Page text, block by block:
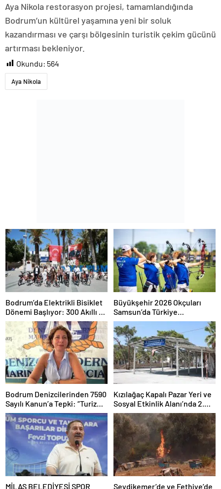
Aya Nikola restorasyon projesi, tamamlandığında
Bodrum’un kültürel yaşamına yeni bir soluk
kazandırması ve çarşı bölgesinin turistik çekim gücünü
artırması bekleniyor.
Okundu: 564
Aya Nikola
Bodrum’da Elektrikli Bisiklet
Dönemi Başlıyor: 300 Akıllı E-
Bisiklet Hizmete Girecek
Büyükşehir 2026 Okçuları
Samsun’da Türkiye
Şampiyonu
Bodrum Denizcilerinden 7590
Sayılı Kanun’a Tepki: “Turizm
Tekneleri Gemilerle Aynı
Kefeye Konuldu”
Kızılağaç Kapalı Pazar Yeri ve
Sosyal Etkinlik Alanı’nda 2.
Etap Tamamlandı
MİLAS BELEDİYESİ SPOR Seydikemer’de ve Fethiye’de